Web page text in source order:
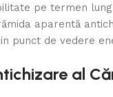
pe termen
aparentă
punct de vedere
al